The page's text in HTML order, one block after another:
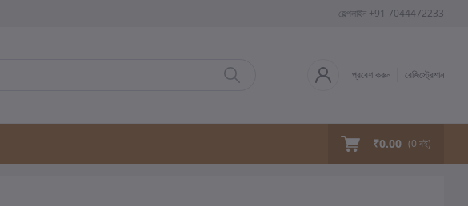
হেল্পলাইন +91 7044472233
প্রবেশ করুন রেজিস্ট্রেশান
₹0.00 (0 বই)